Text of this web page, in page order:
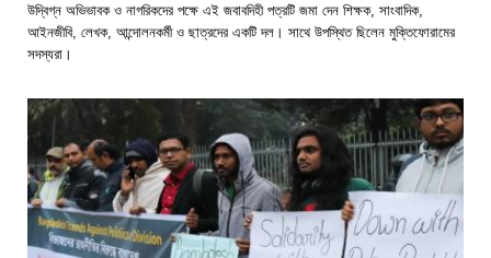
উদ্বিগ্ন অভিভাবক ও নাগরিকদের পক্ষে এই জবাবদিহী পত্রটি জমা দেন শিক্ষক, সাংবাদিক,
আইনজীবি, লেখক, আন্দোলনকর্মী ও ছাত্রদের একটি দল। সাথে উপস্থিত ছিলেন মুক্তিফোরামের
সদস্যরা।